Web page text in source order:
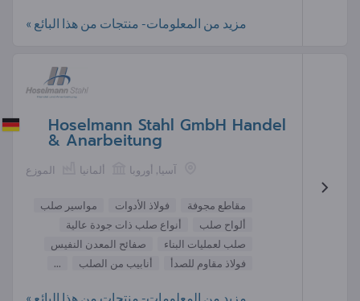
مزيد من المعلومات- منتجات من هذا البائع »
Hoselmann Stahl GmbH Handel
& Anarbeitung
الموزع ألمانيا آسيا, أوروبا
مقاطع مجوفة فولاذ الأدوات
مواسير صلب
ألواح صلب
أنواع صلب ذات جودة عالية
صلب لعمليات البناء
صفائح المعدن النفيس
فولاذ مقاوم للصدأ
أنابيب من الصلب ...
مزيد من المعلومات- منتجات من هذا البائع »